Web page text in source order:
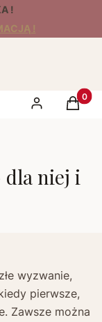
!
!
Zaloguj sięKoszyk
dla niej i
wyzwanie,
pierwsze,
Zawsze można